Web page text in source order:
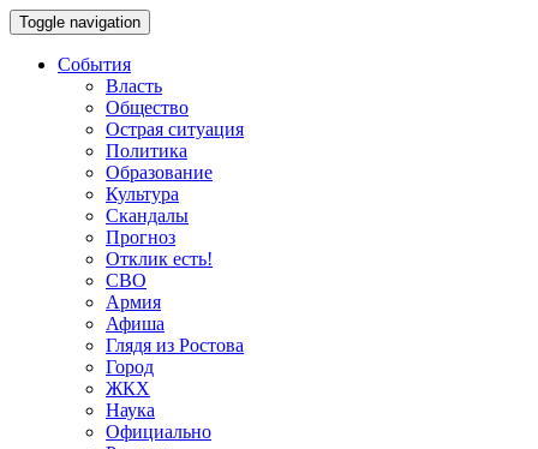
Toggle navigation
События
Власть
Общество
Острая ситуация
Политика
Образование
Культура
Скандалы
Прогноз
Отклик есть!
СВО
Армия
Афиша
Глядя из Ростова
Город
ЖКХ
Наука
Официально